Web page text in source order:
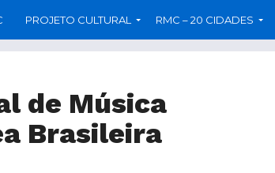
PROJETO CULTURAL RMC – 20 CIDADES
de Música
Brasileira